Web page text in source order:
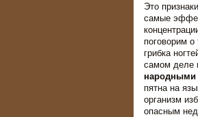
Это
самые
поговорим
грибка
самом деле
народными
пятна на
организм
опасным